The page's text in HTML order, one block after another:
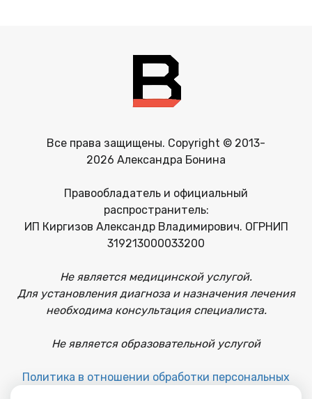
Все права защищены. Copyright © 2013-
2026 Александра Бонина
Правообладатель и официальный
распространитель:
ИП Киргизов Александр Владимирович. ОГРНИП
319213000033200
Не является медицинской услугой.
Для установления диагноза и назначения лечения
необходима консультация специалиста.
Не является образовательной услугой
Политика в отношении обработки персональных